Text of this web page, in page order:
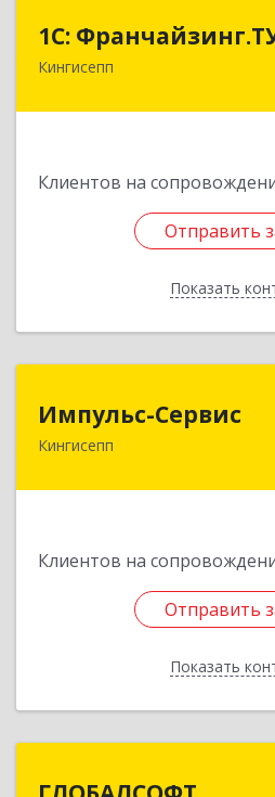
1С:
Кингисепп
Клиентов на
Отправить
Показать
1С:
Отправить
Назад
Импульс-Сервис
Кингисепп
Клиентов на
Отправить
Показать
188480, Ленинградская
Отправить
Назад